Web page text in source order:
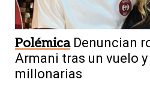
Polémica Denuncian
Armani tras un vuelo
millonarias